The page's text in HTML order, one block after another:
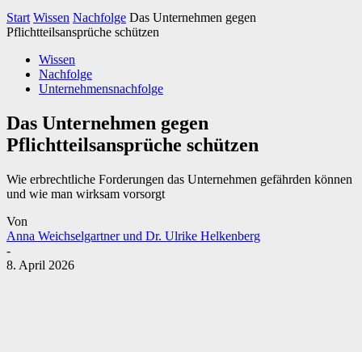
Start Wissen Nachfolge Das Unternehmen gegen
Pflichtteilsansprüche schützen
Wissen
Nachfolge
Unternehmensnachfolge
Das Unternehmen gegen
Pflichtteilsansprüche schützen
Wie erbrechtliche Forderungen das Unternehmen gefährden können
und wie man wirksam vorsorgt
Von
Anna Weichselgartner und Dr. Ulrike Helkenberg
-
8. April 2026